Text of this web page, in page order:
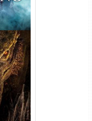
1ª
(2022)
Dual